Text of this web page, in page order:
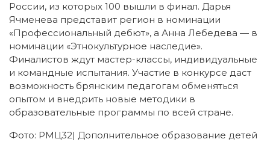
России, из которых 100 вышли в финал. Дарья
Ячменева представит регион в номинации
«Профессиональный дебют», а Анна Лебедева — в
номинации «Этнокультурное наследие».
Финалистов ждут мастер-классы, индивидуальные
и командные испытания. Участие в конкурсе даст
возможность брянским педагогам обменяться
опытом и внедрить новые методики в
образовательные программы по всей стране.
Фото: РМЦ32| Дополнительное образование детей